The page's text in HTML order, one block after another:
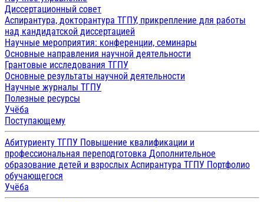
Диссертационный совет
Аспирантура, докторантура ТГПУ, прикрепление для работы
над кандидатской диссертацией
Научные мероприятия: конференции, семинары
Основные направления научной деятельности
Грантовые исследования ТГПУ
Основные результаты научной деятельности
Научные журналы ТГПУ
Полезные ресурсы
Учёба
Поступающему
Абитуриенту ТГПУ Повышение квалификации и
профессиональная переподготовка Дополнительное
образование детей и взрослых Аспирантура ТГПУ Портфолио
обучающегося
Учёба